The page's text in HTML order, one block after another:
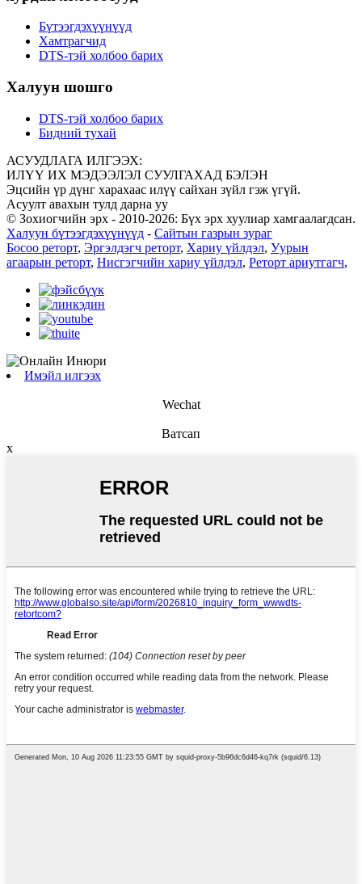
Бүтээгдэхүүнүүд
Хамтрагчид
DTS-тэй холбоо барих
Халуун шошго
DTS-тэй холбоо барих
Бидний тухай
АСУУДЛАГА ИЛГЭЭХ:
ИЛҮҮ ИХ МЭДЭЭЛЭЛ СУУЛГАХАД БЭЛЭН
Эцсийн үр дүнг харахаас илүү сайхан зүйл гэж үгүй.
Асуулт авахын тулд дарна уу
© Зохиогчийн эрх - 2010-2026: Бүх эрх хуулиар хамгаалагдсан.
Халуун бүтээгдэхүүнүүд - Сайтын газрын зураг
Босоо реторт, Эргэлдэгч реторт, Хариу үйлдэл, Уурын
агаарын реторт, Нисгэгчийн хариу үйлдэл, Реторт ариутгагч,
Имэйл илгээх
Wechat
Ватсап
x